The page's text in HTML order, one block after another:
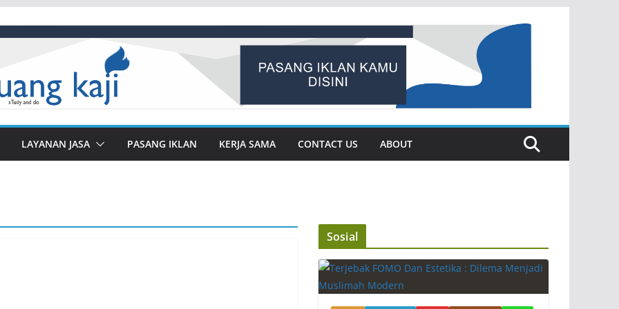
LAYANAN JASA PASANG IKLAN KERJA SAMA CONTACT US ABOUT
Sosial